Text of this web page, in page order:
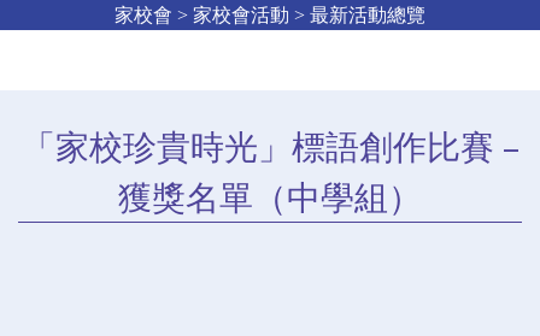
家校會 > 家校會活動 > 最新活動總覽
「家校珍貴時光」標語創作比賽 –
獲獎名單（中學組）